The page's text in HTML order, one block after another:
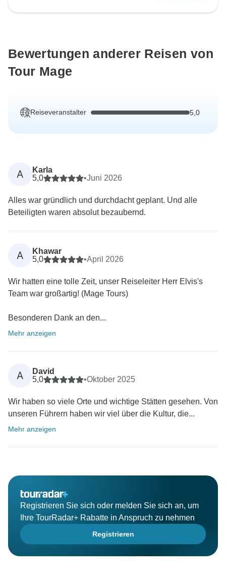
Bewertungen anderer Reisen von
Tour Mage
Reiseveranstalter 5,0
A
Karla
5,0
•Juni 2026
Alles war gründlich und durchdacht geplant. Und alle
Beteiligten waren absolut bezaubernd.
A
Khawar
5,0
•April 2026
Wir hatten eine tolle Zeit, unser Reiseleiter Herr Elvis's
Team war großartig! (Mage Tours)
Besonderen Dank an den...
Mehr anzeigen
A
David
5,0
•Oktober 2025
Wir haben so viele Orte und wichtige Stätten gesehen. Von
unseren Führern haben wir viel über die Kultur, die...
Mehr anzeigen
Registrieren Sie sich oder melden Sie sich an, um
Ihre TourRadar+ Rabatte in Anspruch zu nehmen
Registrieren